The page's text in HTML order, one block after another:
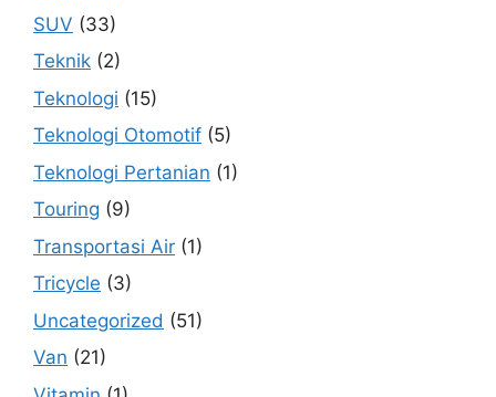
SUV (33)
Teknik (2)
Teknologi (15)
Teknologi Otomotif (5)
Teknologi Pertanian (1)
Touring (9)
Transportasi Air (1)
Tricycle (3)
Uncategorized (51)
Van (21)